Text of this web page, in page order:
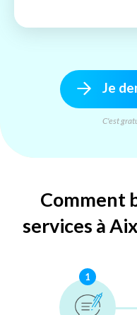
Je
C'est
Comment
services à
1